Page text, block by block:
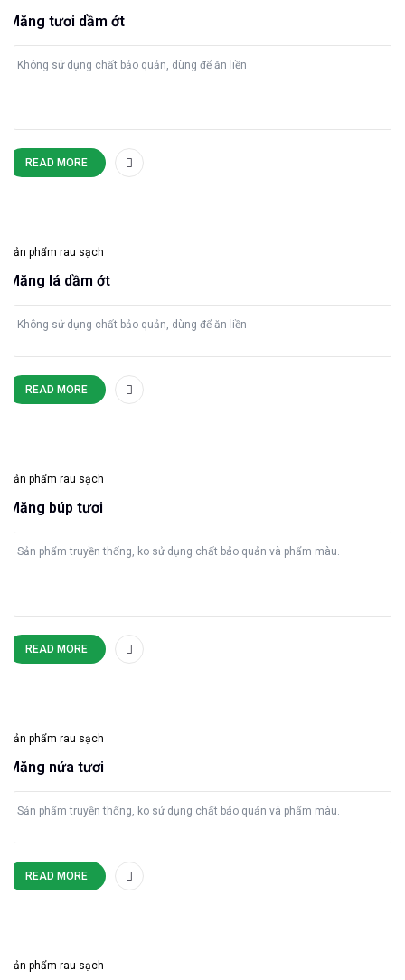
Măng tươi dầm ớt
Không sử dụng chất bảo quản, dùng để ăn liền
READ MORE
Sản phẩm rau sạch
Măng lá dầm ớt
Không sử dụng chất bảo quản, dùng để ăn liền
READ MORE
Sản phẩm rau sạch
Măng búp tươi
Sản phẩm truyền thống, ko sử dụng chất bảo quản và phẩm màu.
READ MORE
Sản phẩm rau sạch
Măng nứa tươi
Sản phẩm truyền thống, ko sử dụng chất bảo quản và phẩm màu.
READ MORE
Sản phẩm rau sạch